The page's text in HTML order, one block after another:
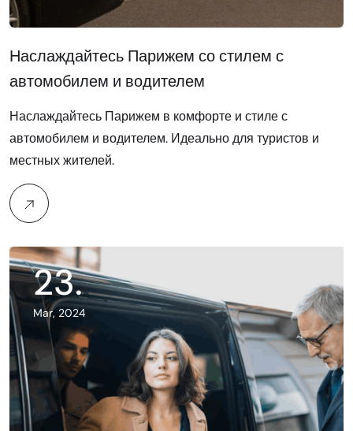
Наслаждайтесь Парижем со стилем с
автомобилем и водителем
Наслаждайтесь Парижем в комфорте и стиле с
автомобилем и водителем. Идеально для туристов и
местных жителей.
23.
Mar, 2024